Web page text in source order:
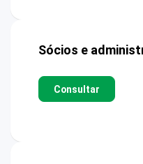
Sócios e
Consultar